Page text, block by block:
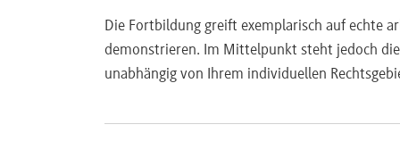
Die Fortbildung greift exemplarisch auf echte
demonstrieren. Im Mittelpunkt steht jedoch
unabhängig von Ihrem individuellen